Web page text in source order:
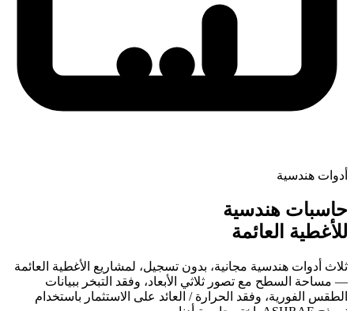
أدوات هندسية
حاسبات هندسية
للأغطية العائمة
ثلاث أدوات هندسية مجانية، بدون تسجيل، لمشاريع الأغطية العائمة
— مساحة السطح مع تصور ثلاثي الأبعاد، وفقد التبخر ببيانات
الطقس الفورية، وفقد الحرارة / العائد على الاستثمار باستخدام